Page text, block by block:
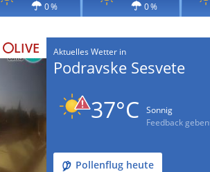
0 % 0 %
LIVE Aktuelles Wetter in
Podravske Sesvete
37°C
Sonnig
Feedback geben
Pollenflug heute